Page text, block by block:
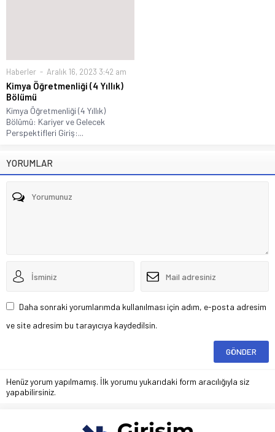
Haberler Aralık 16, 2023 3:42 am
Kimya Öğretmenliği (4 Yıllık)
Bölümü
Kimya Öğretmenliği (4 Yıllık)
Bölümü: Kariyer ve Gelecek
Perspektifleri Giriş:...
YORUMLAR
Daha sonraki yorumlarımda kullanılması için adım, e-posta adresim
ve site adresim bu tarayıcıya kaydedilsin.
Henüz yorum yapılmamış. İlk yorumu yukarıdaki form aracılığıyla siz
yapabilirsiniz.